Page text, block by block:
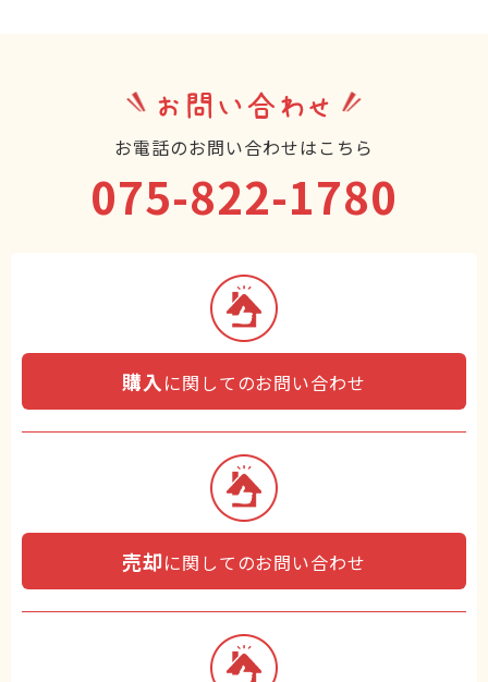
お問い合わせ
お電話のお問い合わせはこちら
075-822-1780
購入 に関してのお問い合わせ
売却に関してのお問い合わせ